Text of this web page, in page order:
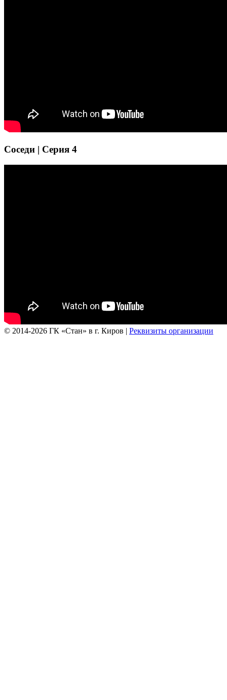
Соседи | Серия 4
© 2014-2026 ГК «Стан» в г. Киров | Реквизиты организации